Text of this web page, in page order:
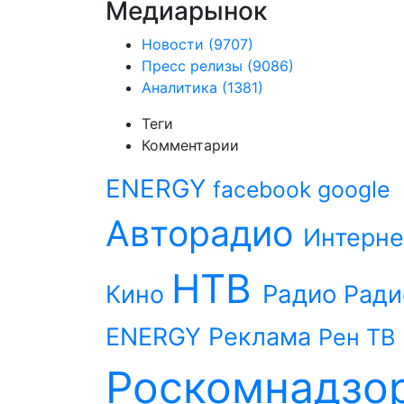
Медиарынок
Новости (9707)
Пресс релизы (9086)
Аналитика (1381)
Теги
Комментарии
ENERGY facebook google
Авторадио
Кино НТВ Радио
ENERGY Реклама Рен ТВ